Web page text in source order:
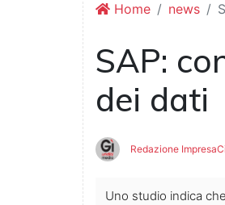
Home news
SAP:
dei dati
Redazione
Uno studio indica